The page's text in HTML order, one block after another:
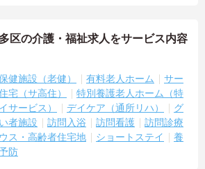
区の介護・福祉求人をサービス内容
健施設（老健） 有料老人ホーム
サー
宅（サ高住）
特別養護老人ホーム（特
サービス） デイケア（通所リハ）
グ
者施設 訪問入浴 訪問看護
訪問診療
ス・高齢者住宅地 ショートステイ
養
防